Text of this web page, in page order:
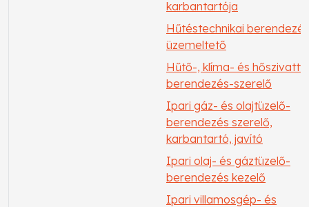
karbantartója
Hűtéstechnikai berendezés
üzemeltető
Hűtő-, klíma- és
berendezés-szerelő
Ipari gáz- és olajtüzelő-
berendezés szerelő,
karbantartó, javító
Ipari olaj- és gáztüzelő-
berendezés kezelő
Ipari villamosgép- és